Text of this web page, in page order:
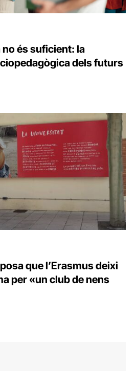
és suficient: la
dels futurs
que l’Erasmus deixi
per «un club de nens